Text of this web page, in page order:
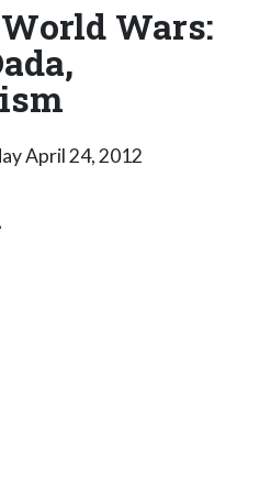
Wars:
April 24, 2012